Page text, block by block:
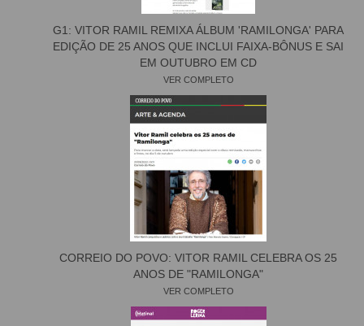
G1: VITOR RAMIL REMIXA ÁLBUM 'RAMILONGA' PARA
EDIÇÃO DE 25 ANOS QUE INCLUI FAIXA-BÔNUS E SAI
EM OUTUBRO EM CD
VER COMPLETO
CORREIO DO POVO: VITOR RAMIL CELEBRA OS 25
ANOS DE "RAMILONGA"
VER COMPLETO